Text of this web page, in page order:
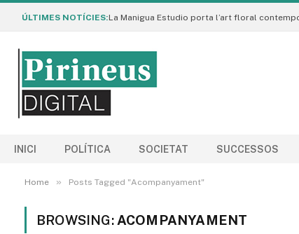
ÚLTIMES NOTÍCIES:
INICI POLÍTICA SOCIETAT SUCCESSOS
Home » Posts Tagged "Acompanyament"
BROWSING: ACOMPANYAMENT